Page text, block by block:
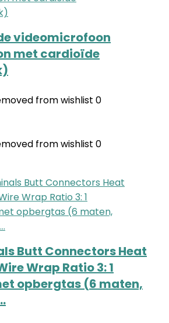
videomicrofoon
met cardioïde
from wishlist 0
from wishlist 0
Butt Connectors Heat
Wrap Ratio 3: 1
opbergtas (6 maten,